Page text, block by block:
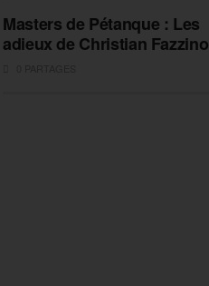
Masters de Pétanque : Les
adieux de Christian Fazzino